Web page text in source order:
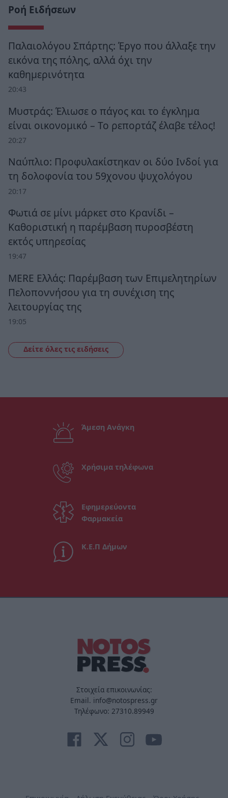
Ροή Ειδήσεων
Παλαιολόγου Σπάρτης: Έργο που άλλαξε την
εικόνα της πόλης, αλλά όχι την
καθημερινότητα
20:43
Μυστράς: Έλιωσε ο πάγος και το έγκλημα
είναι οικονομικό – Το ρεπορτάζ έλαβε τέλος!
20:27
Ναύπλιο: Προφυλακίστηκαν οι δύο Ινδοί για
τη δολοφονία του 59χονου ψυχολόγου
20:17
Φωτιά σε μίνι μάρκετ στο Κρανίδι –
Καθοριστική η παρέμβαση πυροσβέστη
εκτός υπηρεσίας
19:47
MERE Ελλάς: Παρέμβαση των Επιμελητηρίων
Πελοποννήσου για τη συνέχιση της
λειτουργίας της
19:05
Δείτε όλες τις ειδήσεις
Άμεση Ανάγκη
Χρήσιμα τηλέφωνα
Εφημερεύοντα
Φαρμακεία
Κ.Ε.Π Δήμων
Στοιχεία επικοινωνίας:
Email. info@notospress.gr
Τηλέφωνο: 27310.89949